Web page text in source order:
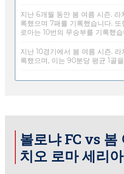
지난 6개월 동안 봄 여름 시즌.
록했으며 7패를 기록했습니다.
로마는 10번의 무승부를 기록했
지난 10경기에서 봄 여름 시즌.
록했으며, 이는 90분당 평균 1골
볼로냐 FC vs 봄
치오 로마 세리